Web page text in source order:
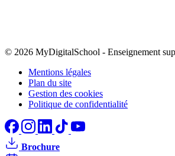
© 2026 MyDigitalSchool - Enseignement
Mentions légales
Plan du site
Gestion des cookies
Politique de confidentialité
Brochure